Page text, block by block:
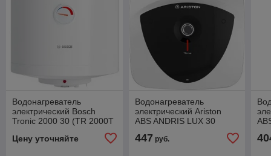
Водонагреватель
электрический Bosch
Tronic 2000 30 (TR 2000T
Цену уточняйте
Водонагреватель
электрический Ariston
ABS ANDRIS LUX 30
447 руб.